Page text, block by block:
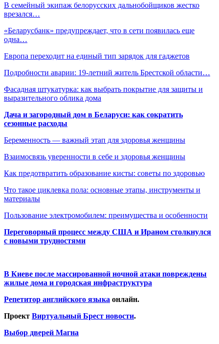
В семейный экипаж белорусских дальнобойщиков жестко
врезался…
«Беларусбанк» предупреждает, что в сети появилась еще
одна…
Европа переходит на единый тип зарядок для гаджетов
Подробности аварии: 19-летний житель Брестской области…
Фасадная штукатурка: как выбрать покрытие для защиты и
выразительного облика дома
Дача и загородный дом в Беларуси: как сократить
сезонные расходы
Беременность — важный этап для здоровья женщины
Взаимосвязь уверенности в себе и здоровья женщины
Как предотвратить образование кисты: советы по здоровью
Что такое циклевка пола: основные этапы, инструменты и
материалы
Пользование электромобилем: преимущества и особенности
Переговорный процесс между США и Ираном столкнулся
с новыми трудностями
В Киеве после массированной ночной атаки повреждены
жилые дома и городская инфраструктура
Репетитор английского языка онлайн.
Проект Виртуальный Брест новости.
Выбор дверей Магна